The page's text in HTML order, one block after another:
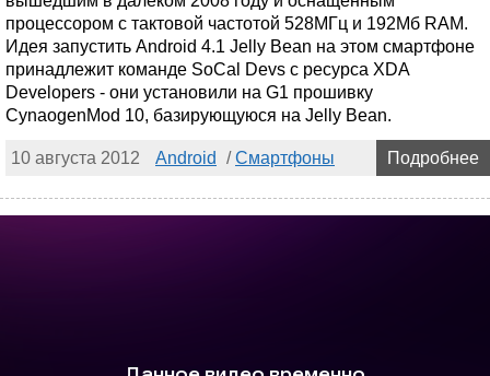
процессором с тактовой частотой 528МГц и 192Мб RAM.
Идея запустить Android 4.1 Jelly Bean на этом смартфоне
принадлежит команде SoCal Devs с ресурса XDA
Developers - они установили на G1 прошивку
CynaogenMod 10, базирующуюся на Jelly Bean.
10 августа 2012 Android /Смартфоны Подробнее